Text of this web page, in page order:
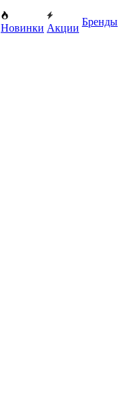
Новинки Акции
Бренды